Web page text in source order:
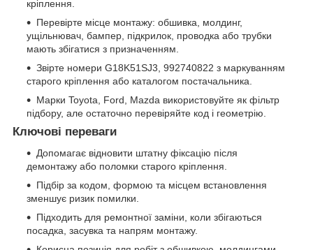
кріплення.
Перевірте місце монтажу: обшивка, молдинг,
ущільнювач, бампер, підкрилок, проводка або трубки
мають збігатися з призначенням.
Звірте номери G18K51SJ3, 992740822 з маркуванням
старого кріплення або каталогом постачальника.
Марки Toyota, Ford, Mazda використовуйте як фільтр
підбору, але остаточно перевіряйте код і геометрію.
Ключові переваги
Допомагає відновити штатну фіксацію після
демонтажу або поломки старого кріплення.
Підбір за кодом, формою та місцем встановлення
зменшує ризик помилки.
Підходить для ремонтної заміни, коли збігаються
посадка, засувка та напрям монтажу.